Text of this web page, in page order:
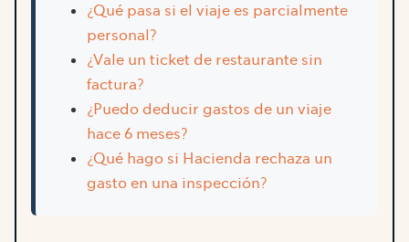
¿Qué pasa si el viaje es parcialmente
personal?
¿Vale un ticket de restaurante sin
factura?
¿Puedo deducir gastos de un viaje
hace 6 meses?
¿Qué hago si Hacienda rechaza un
gasto en una inspección?